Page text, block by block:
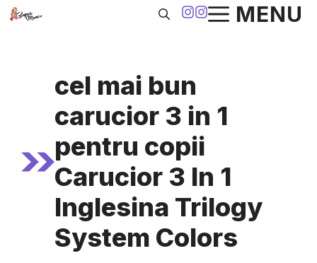
Sari
MENU
cel mai bun
carucior 3 in 1
pentru copii
Carucior 3 In 1
Inglesina Trilogy
System Colors